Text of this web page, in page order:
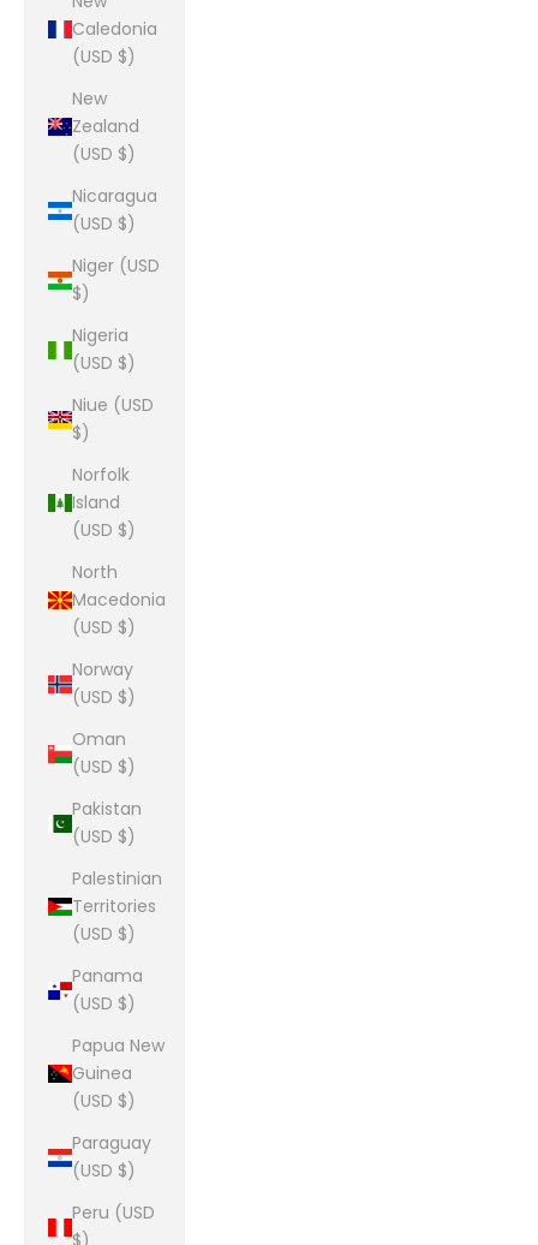
Caledonia
(USD $)
New
Zealand
(USD $)
Nicaragua
(USD $)
Niger (USD
$)
Nigeria
(USD $)
Niue (USD
$)
Norfolk
Island
(USD $)
North
Macedonia
(USD $)
Norway
(USD $)
Oman
(USD $)
Pakistan
(USD $)
Palestinian
Territories
(USD $)
Panama
(USD $)
Papua New
Guinea
(USD $)
Paraguay
(USD $)
Peru (USD